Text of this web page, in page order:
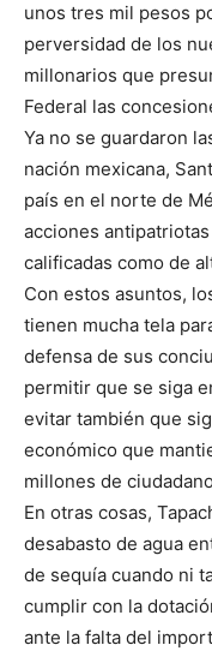
unos tres mil pesos
perversidad de los
millonarios que
Federal las
Ya no se guardaron
nación mexicana,
país en el norte de
acciones
calificadas como de
Con estos asuntos,
tienen mucha tela
defensa de sus
permitir que se siga
evitar también que
económico que
millones de
En otras cosas,
desabasto de agua
de sequía cuando ni
cumplir con la
ante la falta del